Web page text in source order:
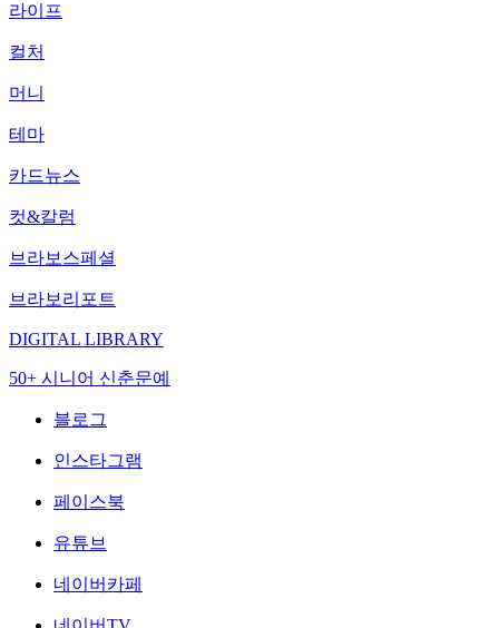
라이프
컬처
머니
테마
카드뉴스
컷&칼럼
브라보스페셜
브라보리포트
DIGITAL LIBRARY
50+ 시니어 신춘문예
블로그
인스타그램
페이스북
유튜브
네이버카페